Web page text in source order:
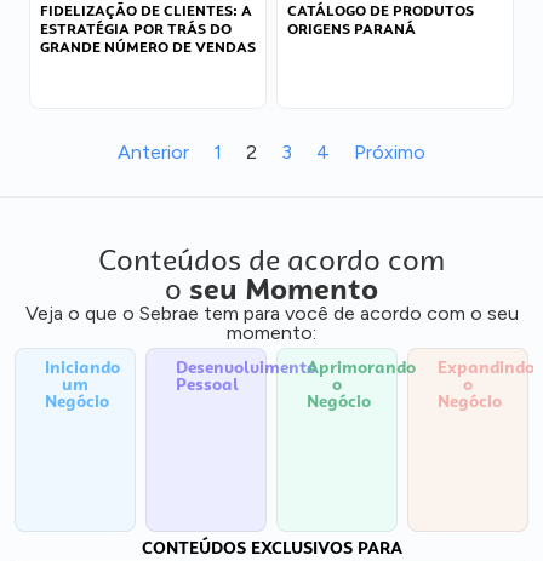
FIDELIZAÇÃO DE CLIENTES: A
ESTRATÉGIA POR TRÁS DO
GRANDE NÚMERO DE VENDAS
CATÁLOGO DE PRODUTOS
ORIGENS PARANÁ
Anterior 1 2 3 4 Próximo
Conteúdos de acordo com
o seu Momento
Veja o que o Sebrae tem para você de acordo com o seu
momento:
Iniciando
um
Negócio
Desenvolvimento
Pessoal
Aprimorando
o
Negócio
Expandindo
o
Negócio
CONTEÚDOS EXCLUSIVOS PARA